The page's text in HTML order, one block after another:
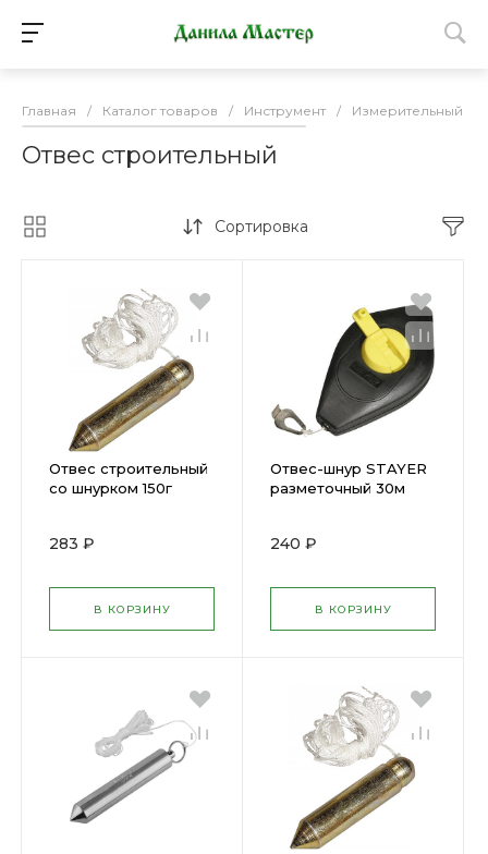
Главная / Каталог товаров / Инструмент / Измерительный
Отвес строительный
Сортировка
Отвес строительный
со шнурком 150г
283 ₽
В КОРЗИНУ
Отвес-шнур STAYER
разметочный 30м
240 ₽
В КОРЗИНУ